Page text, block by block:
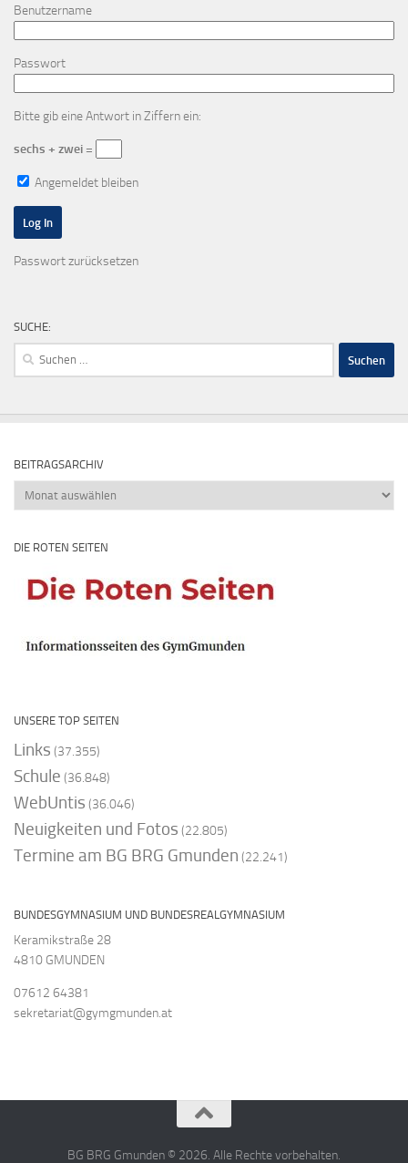
Benutzername
Passwort
Bitte gib eine Antwort in Ziffern ein:
sechs + zwei =
Angemeldet bleiben
Passwort zurücksetzen
SUCHE:
Suchen
BEITRAGSARCHIV
Beitragsarchiv
DIE ROTEN SEITEN
UNSERE TOP SEITEN
Links (37.355)
Schule (36.848)
WebUntis (36.046)
Neuigkeiten und Fotos (22.805)
Termine am BG BRG Gmunden (22.241)
BUNDESGYMNASIUM UND BUNDESREALGYMNASIUM
Keramikstraße 28
4810 GMUNDEN
07612 64381
sekretariat@gymgmunden.at
BG BRG Gmunden © 2026. Alle Rechte vorbehalten.